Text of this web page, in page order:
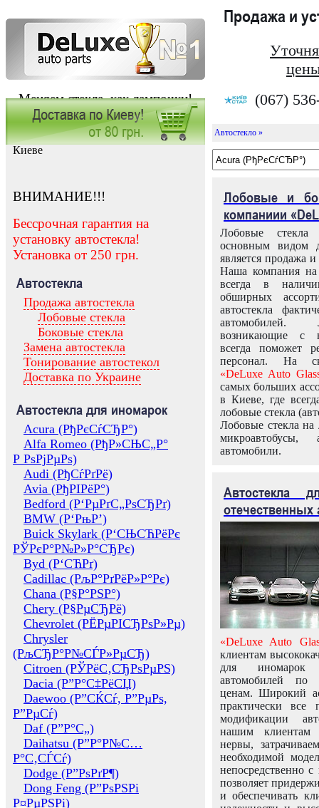
Меняем стекла, как лампочки!
Продажа и
(067)
Заказать установку автостекла в
Киеве
ВНИМАНИЕ!!!
Бессрочная гарантия на
установку автостекла!
Установка от 250 грн.
Автостекла
Продажа автостекла
Лобовые стекла
Боковые стекла
Замена автостекла
Тонирование автостекол
Доставка по Украине
Автостекла для иномарок
Acura (РђРєСѓСЂР°)
Alfa Romeo (РђР»СЊС„Р°
Р РѕРјРµРѕ)
Audi (РђСѓРґРё)
Avia (РђРІРёР°)
Bedford (Р‘РµРґС„РѕСЂРґ)
BMW (Р‘РњР’)
Buick Skylark (Р‘СЊСЋРёРє
РЎРєР°Р№Р»Р°СЂРє)
Byd (Р‘СЋРґ)
Cadillac (РљР°РґРёР»Р°Рє)
Chana (Р§Р°РЅР°)
Chery (Р§РµСЂРё)
Chevrolet (РЁРµРІСЂРѕР»Рµ)
Chrysler
(РљСЂР°Р№СЃР»РµСЂ)
Citroen (РЎРёС‚СЂРѕРµРЅ)
Dacia (Р”Р°С‡РёСЏ)
Daewoo (Р”СЌСѓ, Р”РµРѕ,
Р”РµСѓ)
Daf (Р”Р°С„)
Daihatsu (Р”Р°Р№С…
Р°С‚СЃСѓ)
Dodge (Р”РѕРґР¶)
Dong Feng (Р”РѕРЅРі
Р¤РµРЅРі)
Автостекло »
Лобовые и
компаниии
Лобовые
основным видом
является продажа и
Наша компания на
всегда в
обширных
автостекла
возникающие с
всегда поможет
персонал. На
«DeLuxe Auto
самых больших
в Киеве, где
лобовые стекла
Лобовые стекла на
микроавтобусы,
автомобили.
Автостекла
отечественных
«DeLuxe Auto
клиентам
для иномарок
автомобилей
ценам. Широкий
практически все
модификации
нашим клиентам
нервы,
необходимой
непосредственно
позволяет
и обеспечивать